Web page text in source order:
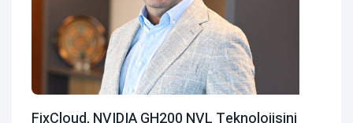
FixCloud, NVIDIA GH200 NVL Teknolojisini